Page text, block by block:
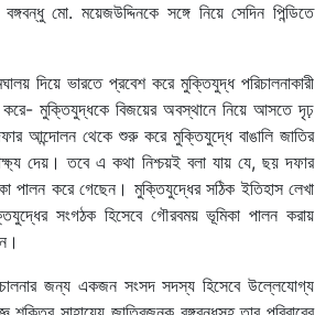
মো. ময়েজউদ্দিনকে সঙ্গে নিয়ে সেদিন পিন্ডিতে
দিয়ে ভারতে প্রবেশ করে মুক্তিযুদ্ধ পরিচালনাকারী
করে- মুক্তিযুদ্ধকে বিজয়ের অবস্থানে নিয়ে আসতে দৃঢ়
আন্দোলন থেকে শুরু করে মুক্তিযুদ্ধে বাঙালি জাতির
দেয়। তবে এ কথা নিশ্চয়ই বলা যায় যে, ছয় দফার
পালন করে গেছেন। মুক্তিযুদ্ধের সঠিক ইতিহাস লেখা
সংগঠক হিসেবে গৌরবময় ভূমিকা পালন করায়
জন্য একজন সংসদ সদস্য হিসেবে উল্লেযোগ্য